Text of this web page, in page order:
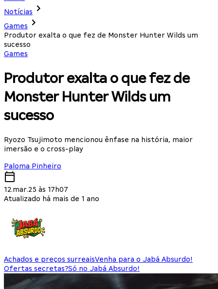
Notícias
Games
Produtor exalta o que fez de Monster Hunter Wilds um
sucesso
Games
Produtor exalta o que fez de
Monster Hunter Wilds um
sucesso
Ryozo Tsujimoto mencionou ênfase na história, maior
imersão e o cross-play
Paloma Pinheiro
12.mar.25 às 17h07
Atualizado há mais de 1 ano
Achados e preços surreaisVenha para o Jabá Absurdo!
Ofertas secretas?Só no Jabá Absurdo!